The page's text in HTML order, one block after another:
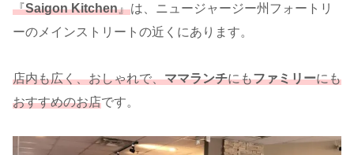
『Saigon Kitchen』は、ニュージャージー州フォートリ
ーのメインストリートの近くにあります。
店内も広く、おしゃれで、ママランチにもファミリーにも
おすすめのお店です。